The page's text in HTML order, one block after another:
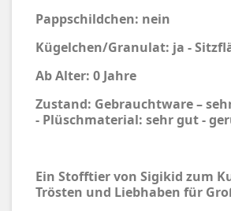
Pappschildchen: nein
Kügelchen/Granulat: ja -
Ab Alter: 0 Jahre
Zustand: Gebrauchtware –
- Plüschmaterial: sehr gut -
Ein Stofftier von Sigikid zum
Trösten und Liebhaben für